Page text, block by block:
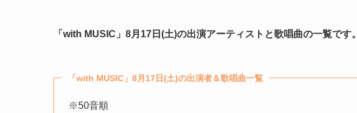
「with MUSIC」8月17日(土)の出演アーティストと歌唱曲の一覧です。
「with MUSIC」8月17日(土)の出演者＆歌唱曲一覧
※50音順